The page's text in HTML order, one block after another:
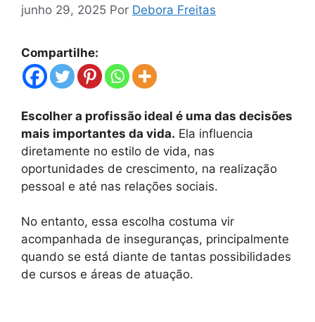
junho 29, 2025 Por Debora Freitas
Compartilhe:
Escolher a profissão ideal é uma das decisões
mais importantes da vida. Ela influencia
diretamente no estilo de vida, nas
oportunidades de crescimento, na realização
pessoal e até nas relações sociais.
No entanto, essa escolha costuma vir
acompanhada de inseguranças, principalmente
quando se está diante de tantas possibilidades
de cursos e áreas de atuação.